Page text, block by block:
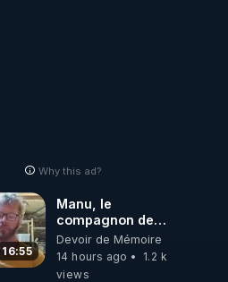
Why this ad?
16:55
Manu, le
compagnon de
Kyria, raconte sa
garde à vue
musclée.
Devoir de Mémoire
14 hours ago
1.2 k
views